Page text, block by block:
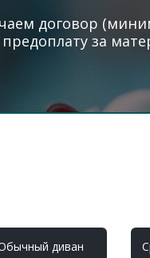
договор
за
диван